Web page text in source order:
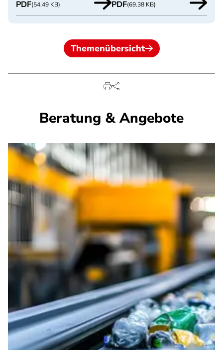
PDF(54.49 KB) PDF(69.38 KB)
Themenübersicht
Beratung & Angebote